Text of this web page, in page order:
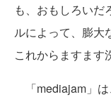
も、おもしろいだ
ルによって、膨大
これからますます
「mediajam」は